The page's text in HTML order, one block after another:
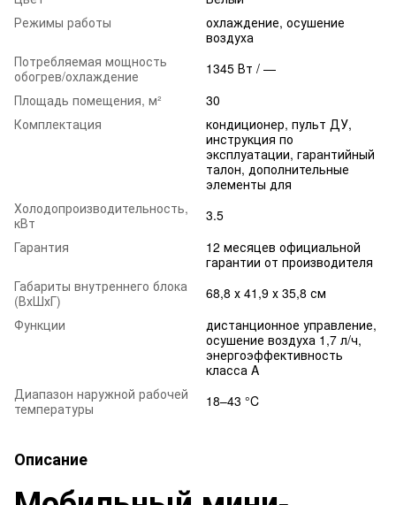
Режимы работы
охлаждение, осушение
воздуха
Потребляемая мощность
обогрев/охлаждение
1345 Вт / —
Площадь помещения, м²
30
Комплектация
кондиционер, пульт ДУ,
инструкция по
эксплуатации, гарантийный
талон, дополнительные
элементы для
Холодопроизводительность,
кВт
3.5
Гарантия
12 месяцев официальной
гарантии от производителя
Габариты внутреннего блока
(ВхШхГ)
68,8 х 41,9 х 35,8 см
Функции
дистанционное управление,
осушение воздуха 1,7 л/ч,
энергоэффективность
класса A
Диапазон наружной рабочей
температуры
18–43 °C
Описание